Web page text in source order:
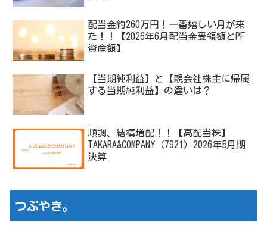
配当金約260万円！一番嬉しい月が来
た！！【2026年6月配当金受領額とPF
資産額】
【当期純利益】と【親会社株主に帰属
する当期純利益】の違いは？
順調、結構増配！！【高配当株】
TAKARA&COMPANY（7921）2026年5月期
決算
つぶやき。